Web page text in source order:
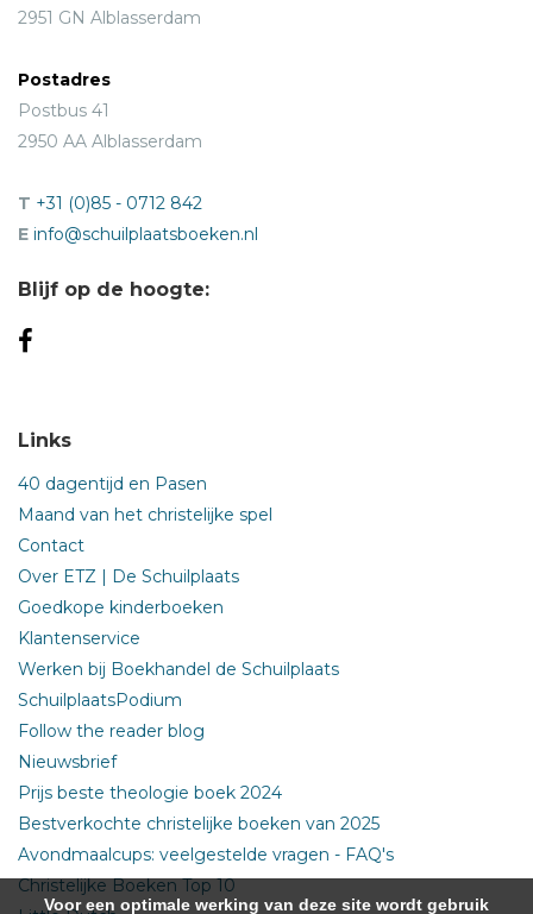
2951 GN Alblasserdam
Postadres
Postbus 41
2950 AA Alblasserdam
T +31 (0)85 - 0712 842
E info@schuilplaatsboeken.nl
Blijf op de hoogte:
Links
40 dagentijd en Pasen
Maand van het christelijke spel
Contact
Over ETZ | De Schuilplaats
Goedkope kinderboeken
Klantenservice
Werken bij Boekhandel de Schuilplaats
SchuilplaatsPodium
Follow the reader blog
Nieuwsbrief
Prijs beste theologie boek 2024
Bestverkochte christelijke boeken van 2025
Avondmaalcups: veelgestelde vragen - FAQ's
Christelijke Boeken Top 10
Voor een optimale werking van deze site wordt gebruik